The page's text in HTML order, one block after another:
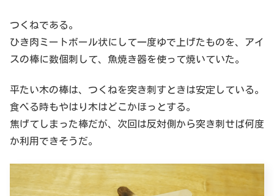
つくねである。
ひき肉ミートボール状にして一度ゆで上げたものを、アイ
スの棒に数個刺して、魚焼き器を使って焼いていた。
平たい木の棒は、つくねを突き刺すときは安定している。
食べる時もやはり木はどこかほっとする。
焦げてしまった棒だが、次回は反対側から突き刺せば何度
か利用できそうだ。